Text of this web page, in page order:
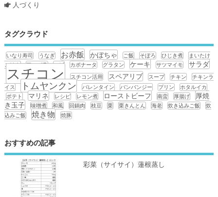
人づくり
タグクラウド
いなり寿司 うなぎ お赤飯 かぼちゃ ご飯 そぼろ ひじき煮
まいたけ
ごはん
アスパラ エビ カポナータ グラタン ケーキ サツマイモ サラダ
スチコン スチコン活用 スペアリブ スープ チキン
チキンラ
イス
トムヤンクン バレンタイン バンバンジー プリン
ホタルイカ
ポテト
マリネ レシピ レモン煮 ローストビーフ 南蛮 厚揚げ
厚焼
き玉子
味噌煮 和風 回鍋肉 枝豆 栗 栗きんとん 海老 炊き込みご飯
炊
込みご飯
焼き物 焼豚
おすすめの記事
彩菜（サイサイ）蓮根蒸し